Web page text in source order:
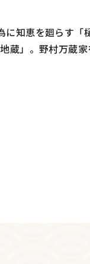
知恵を廻らす
蔵」。野村万蔵